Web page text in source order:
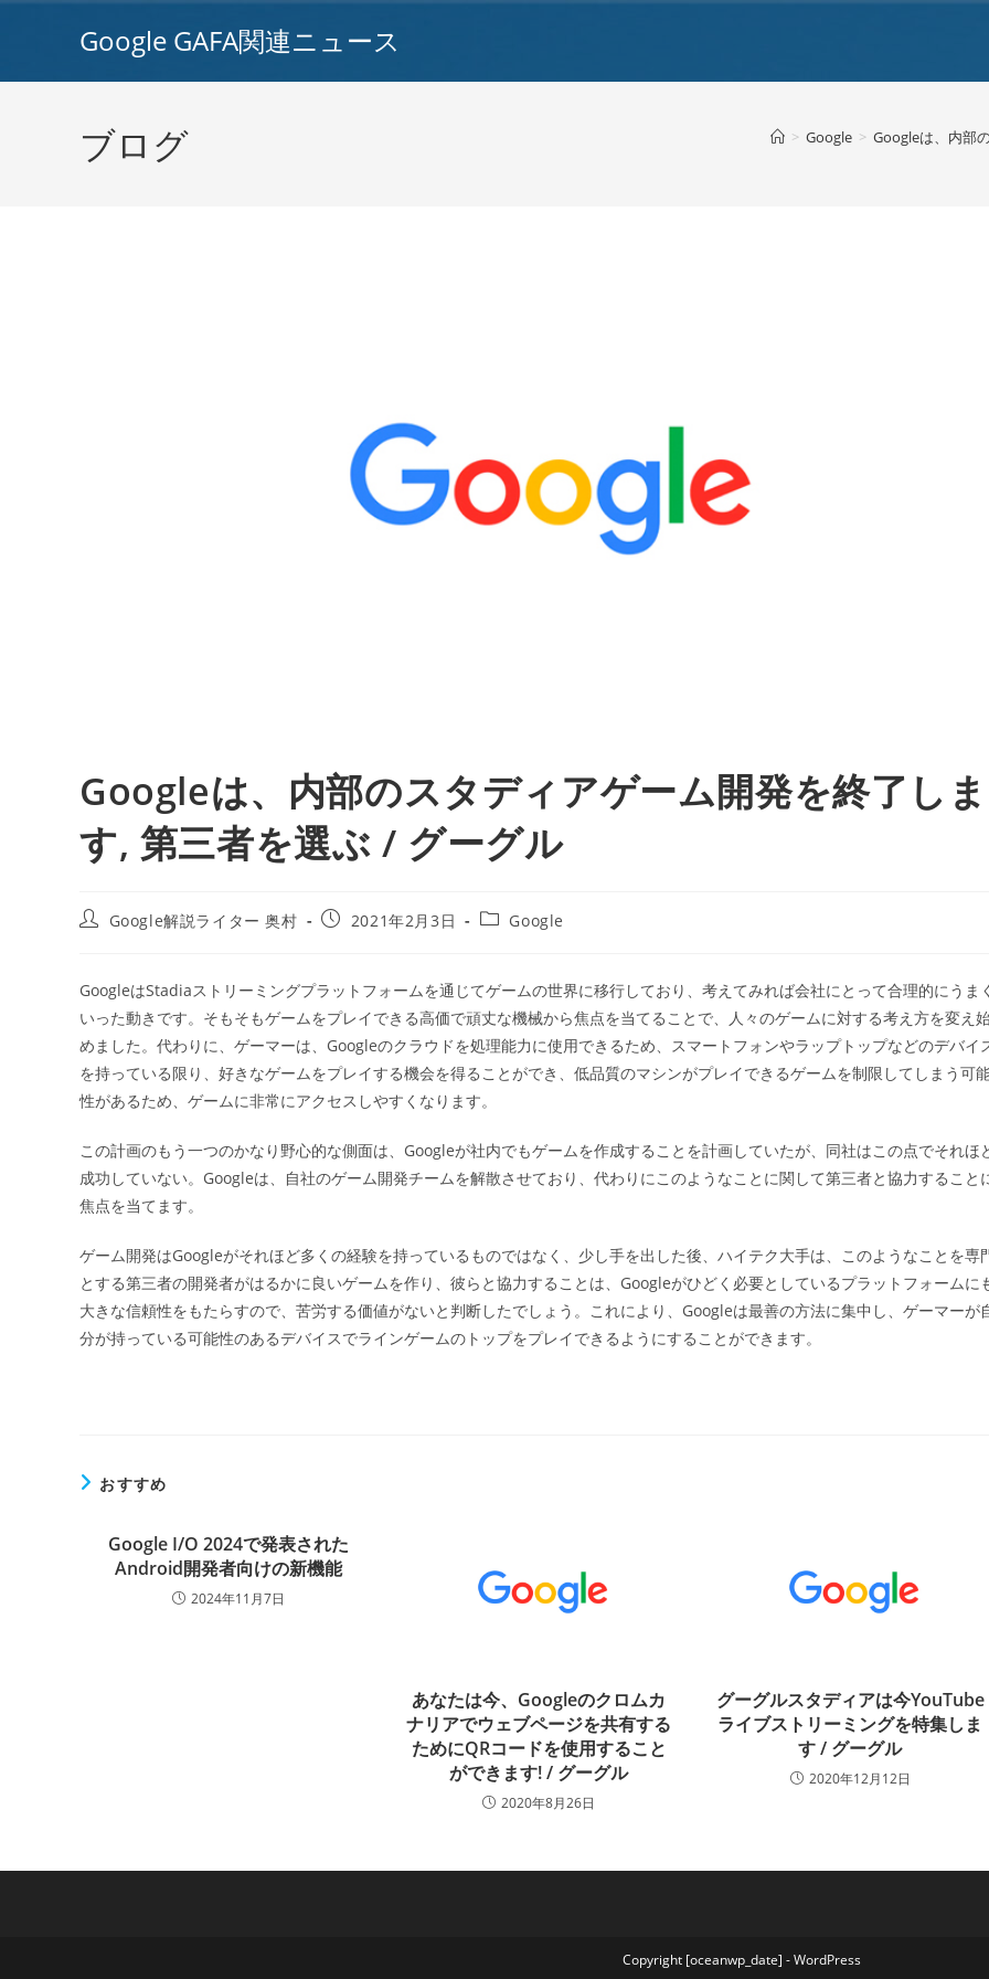
Google GAFA関連ニュース
ブログ > Google > Googleは、内部
Googleは、内部のスタディアゲーム開発を終了しま
す, 第三者を選ぶ / グーグル
投
Google解説ライター 奥村
投
開
日:
2021年2月3日
投
テ
ゴ
リ
ー:
Google
GoogleはStadiaストリーミングプラットフォームを通じてゲームの世界に移行しており、考えてみれば会社にとって合理的にうまく
いった動きです。そもそもゲームをプレイできる高価で頑丈な機械から焦点を当てることで、人々のゲームに対する考え方を変え
めました。代わりに、ゲーマーは、Googleのクラウドを処理能力に使用できるため、スマートフォンやラップトップなどのデバイ
を持っている限り、好きなゲームをプレイする機会を得ることができ、低品質のマシンがプレイできるゲームを制限してしまう可
性があるため、ゲームに非常にアクセスしやすくなります。
この計画のもう一つのかなり野心的な側面は、Googleが社内でもゲームを作成することを計画していたが、同社はこの点でそれほ
成功していない。Googleは、自社のゲーム開発チームを解散させており、代わりにこのようなことに関して第三者と協力すること
焦点を当てます。
ゲーム開発はGoogleがそれほど多くの経験を持っているものではなく、少し手を出した後、ハイテク大手は、このようなことを専
とする第三者の開発者がはるかに良いゲームを作り、彼らと協力することは、Googleがひどく必要としているプラットフォームに
大きな信頼性をもたらすので、苦労する価値がないと判断したでしょう。これにより、Googleは最善の方法に集中し、ゲーマーが
分が持っている可能性のあるデバイスでラインゲームのトップをプレイできるようにすることができます。
おすすめ
Google I/O 2024で発表された
Android開発者向けの新機能
2024年11月7日
あなたは今、Googleのクロムカ
ナリアでウェブページを共有する
ためにQRコードを使用すること
ができます! / グーグル
2020年8月26日
グーグルスタディアは今YouTube
ライブストリーミングを特集しま
す / グーグル
2020年12月12日
Copyright [oceanwp_date] - WordPress